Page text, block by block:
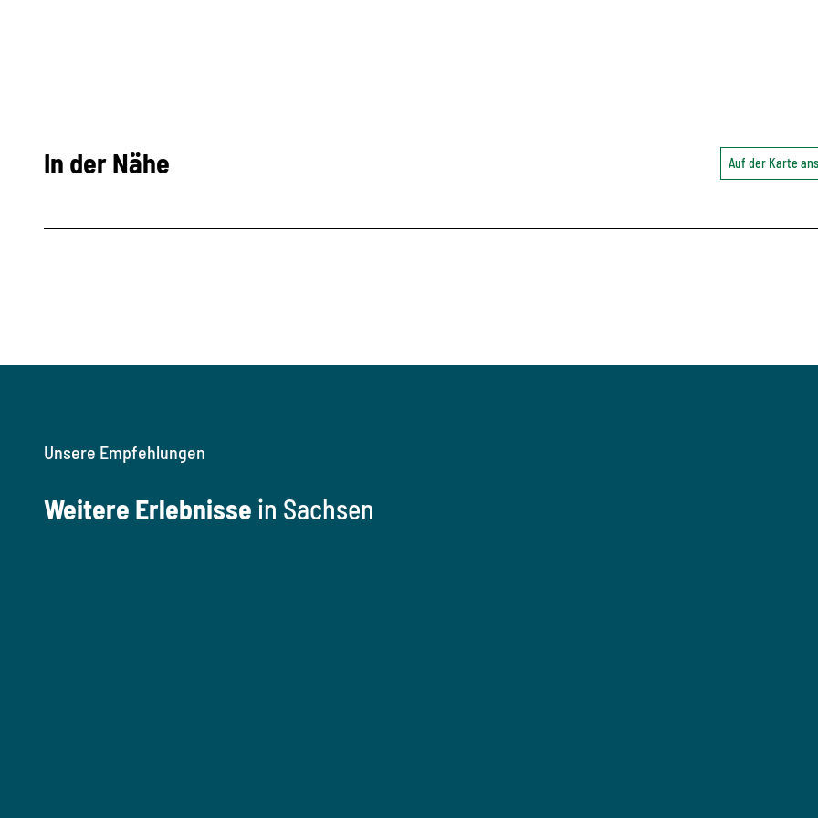
In der Nähe Auf der Karte
Unsere Empfehlungen
Weitere Erlebnisse in Sachsen